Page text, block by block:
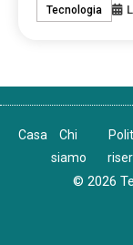
Tecnologia
Casa
Chi
siamo
© 2026